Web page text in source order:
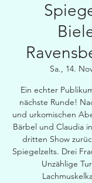
Sa., 14.
Ein echter
nächste Runde!
und urkomischen
Bärbel und Claudia
dritten Show
Spiegelzelts. Drei
Unzählige